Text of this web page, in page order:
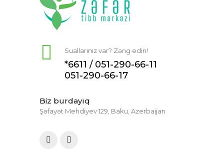
Suallarınız var? Zəng edin!
*6611 / 051-290-66-11
051-290-66-17
Biz burdayıq
Şəfayət Mehdiyev 129, Baku, Azerbaijan